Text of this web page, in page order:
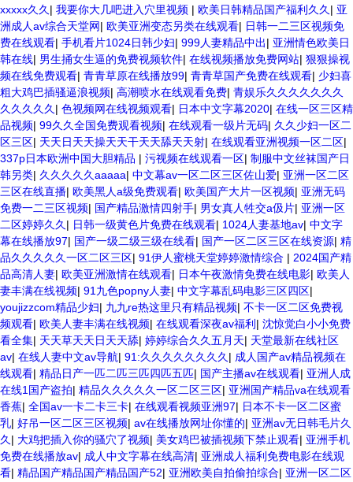
xxxxx久久 | 我要你大几吧进入穴里视频 | 欧美日韩精品国产福利久久 | 亚
洲成人av综合天堂网| 欧美亚洲变态另类在线观看| 日韩一二三区视频免
费在线观看| 手机看片1024日韩少妇| 999人妻精品中出| 亚洲情色欧美日
韩在线| 男生捅女生逼的免费视频软件| 在线视频播放免费网站| 狠狠操视
频在线免费观看| 青青草原在线播放99| 青青草国产免费在线观看| 少妇喜
粗大鸡巴插骚逼浪视频| 高潮喷水在线观看免费| 青娱乐久久久久久久久
久久久久久 | 色视频网在线视频观看| 日本中文字幕2020| 在线一区三区精
品视频| 99久久全国免费观看视频| 在线观看一级片无码| 久久少妇一区二
区三区| 天天日天天操天天干天天舔天天射| 在线观看亚洲视频一区二区|
337p日本欧洲中国大胆精品 | 污视频在线观看一区| 制服中文丝袜国产日
韩另类| 久久久久久aaaaa| 中文幕av一区二区三区佐山爱| 亚洲一区二区
三区在线直播| 欧美黑人a级免费观看| 欧美国产大片一区视频| 亚洲无码
免费一二三区视频| 国产精品激情四射手| 男女真人牲交a伋片| 亚洲一区
二区婷婷久久 | 日韩一级黄色片免费在线观看| 1024人妻基地av| 中文字
幕在线播放97| 国产一级二级三级在线看| 国产一区二区三区在线资源| 精
品久久久久久一区二区三区| 91伊人蜜桃天堂婷婷激情综合 | 2024国产精
品高清人妻| 欧美亚洲激情在线观看| 日本午夜激情免费在线电影| 欧美人
妻丰满在线视频| 91九色popny人妻| 中文字幕乱码电影三区四区|
youjizzcom精品少妇| 九九re热这里只有精品视频| 不卡一区二区免费视
频观看| 欧美人妻丰满在线视频| 在线观看深夜av福利 | 沈惊觉白小小免费
看全集| 天天草天天日天天舔| 婷婷综合久久五月天| 天堂最新在线社区
av| 在线人妻中文av导航| 91:久久久久久久久久 | 成人国产av精品视频在
线观看| 精品日产一匹二匹三匹四匹五匹| 国产主播av在线观看| 亚洲人成
在线1国产盗拍| 精品久久久久久一区二区三区| 亚洲国产精品va在线观看
香蕉| 全国av一卡二卡三卡| 在线观看视频亚洲97| 日本不卡一区二区蜜
乳| 好吊一区二区三区视频| av在线播放网址你懂的| 亚洲av无日韩毛片久
久 | 大鸡把插入你的骚穴了视频| 美女鸡巴被插视频下禁止观看| 亚洲手机
免费在线播放av| 成人中文字幕在线高清| 亚洲成人福利免费电影在线观
看| 精品国产精品国产精品国产52| 亚洲欧美自拍偷拍综合| 亚洲一区二区